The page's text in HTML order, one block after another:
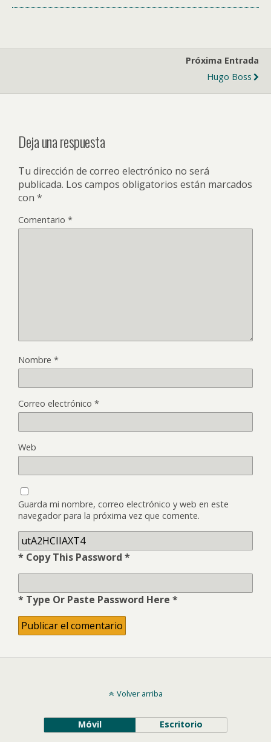
Próxima Entrada
Hugo Boss
Deja una respuesta
Tu dirección de correo electrónico no será
publicada. Los campos obligatorios están marcados
con *
Comentario *
Nombre *
Correo electrónico *
Web
Guarda mi nombre, correo electrónico y web en este
navegador para la próxima vez que comente.
* Copy This Password *
* Type Or Paste Password Here *
Volver arriba
Móvil Escritorio